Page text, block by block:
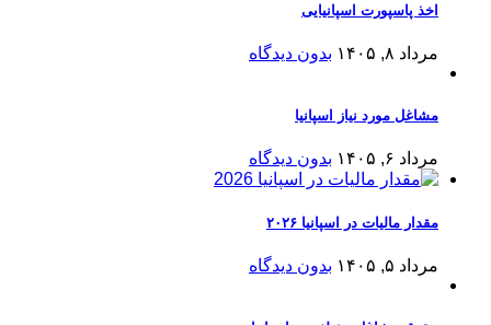
اخذ پاسپورت اسپانیایی
مرداد ۸, ۱۴۰۵ بدون دیدگاه
مشاغل مورد نیاز اسپانیا
مرداد ۶, ۱۴۰۵ بدون دیدگاه
مقدار مالیات در اسپانیا ۲۰۲۶
مرداد ۵, ۱۴۰۵ بدون دیدگاه